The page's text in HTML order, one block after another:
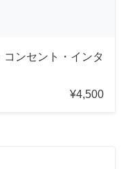
ンセント・インタ
¥4,500